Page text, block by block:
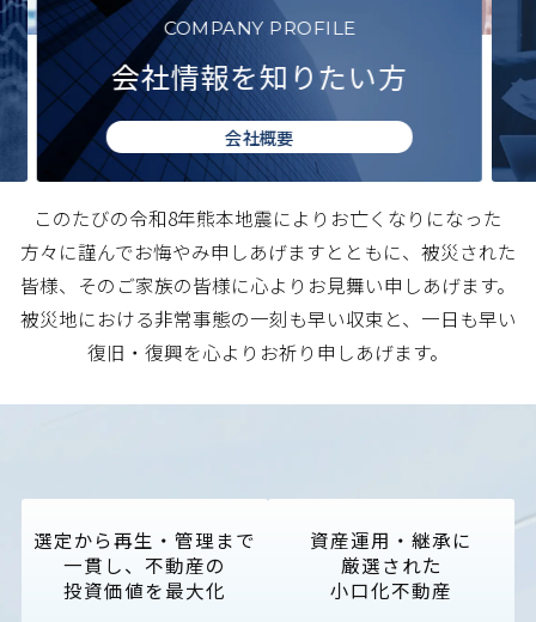
RECRUIT
就職・転職をご検討の方
採用情報
このたびの令和8年熊本地震によりお亡くなりになった
方々に謹んでお悔やみ申しあげますとともに、被災された
皆様、そのご家族の皆様に心よりお見舞い申しあげます。
被災地における非常事態の一刻も早い収束と、一日も早い
復旧・復興を心よりお祈り申しあげます。
選定から再生・管理まで
一貫し、 不動産の
投資価値を最大化
資産運用・継承に
厳選された
小口化不動産